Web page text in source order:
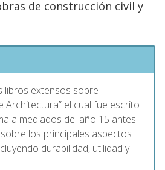
de construcción civil y
libros extensos sobre
Architectura” el cual fue escrito
a mediados del año 15 antes
los principales aspectos
durabilidad, utilidad y